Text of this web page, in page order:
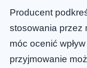
Producent
stosowania przez
móc ocenić
przyjmowanie